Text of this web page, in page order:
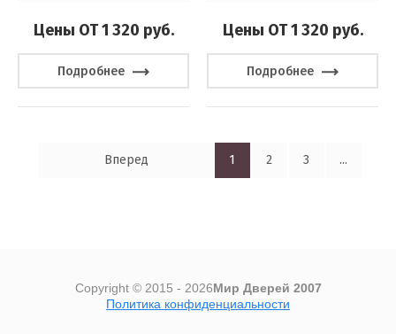
Цены ОТ 1 320 руб.
Подробнее
Цены ОТ 1 320 руб.
Подробнее
1 2 3 ...
Вперед
Copyright © 2015 - 2026Мир Дверей 2007
Политика конфиденциальности